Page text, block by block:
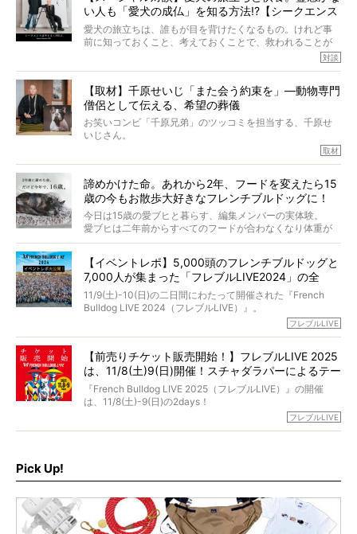
愛がわたしたちのそれとまったく同じであることに、なん
だかうれしくなってしまったのでした。
春奈さんとアムちゃんのすてきな暮らしを、BUHI編集長の
小西がいつくしみながら、切り取らせていただきます。
い人も「愛犬の成仏」を知る方法!?【シークエンス
はやとも×PELI】
愛犬の旅立ちは、誰もが目を背けたくなるもの。けれど事
前に知っておくこと、考えておくことで、救われることが
力をもつお笑い芸人「シークエンスはやとも」さんに、愛
犬の旅立ちや供養についてインタビュー。
インタビュアー兼対談相手は、大の犬好きで心霊分野の知
識にも長けているPELIさん。
「愛犬が旅立ったあと、ベッドやおもちゃはどうすればい
くれる？」
さらには、霊感がない人でも愛犬が成仏したことを知る方
法まで。
お笑い芸人だからこそ暗くなりすぎない、むしろ心がスッ
と軽くなる。
永久保存版のスペシャル対談です！
対談
【取材】千原せいじ「また会う約束を」―動物専門
僧侶として伝える、希望の葬儀
お笑いコンビ「千原兄弟」のツッコミを担当する、千原せ
いじさん。
た。
僧侶としての名は「靖賢（せいけん）」。
当時54歳という年齢にして、なぜ動物専門僧侶という道を
選んだのか。
また、愛犬の旅立ちとどのように向き合うべきなのか。
た。
取材
諦めかけた命。あれから2年、フードを変えたら15
歳の今もお散歩大好きなフレンチブルドッグに！
今日は15歳の愛ブヒと暮らす、編集メンバーの実体験。
愛ブヒは二年前からすべてのフードが合わなくなり体重が
激減。検査をしても異常はなく「年齢のせいですね…」と言
もう諦めるしかないのかな…そんなとき、我が家に届いたの
が「THE fu-do(ザ・フード)」の試食品でした。
そして「THE fu-do(ザ・フード)」を食べつづけて二年、愛
ブヒは15歳になり、今も元気にお散歩をしています。
今回は、二年前の絶望から今までを包み隠さず、時系列で
【イベントレポ】5,000頭のフレンチブルドッグと
7,000人が集まった「フレブルLIVE2024」の全
貌！
11/9(土)-10(日)の二日間にわたって開催された『French
Bulldog LIVE 2024（フレブルLIVE）』。
今年はのべ5,000頭のフレンチブルドッグと7,000人のフレ
day1の司会はフレブルラバーのロッチさん。day2の音楽フ
ェスには世代ど真ん中のPUFFYが出演するなど、例年以上
に豪華なラインナップ。
北は北海道、南は鹿児島県から。全国のフレンチブルドッ
グが一堂に会した「フレブルLIVE2024」の模様を、詳しく
フレブルLIVE
【前売りチケット販売開始！】フレブルLIVE 2025
は、11/8(土)9(日)開催！スチャダラパーによるテー
マソング制作も決定
『French Bulldog LIVE 2025（フレブルLIVE）』の開催
は、11/8(土)-9(日)の2days！
お得な前売りチケット、いよいよ販売スタートです！
ど、内容盛りだくさんでお送りしていますので、最後まで
お見逃しなく！
フレブルLIVE
Pick Up!